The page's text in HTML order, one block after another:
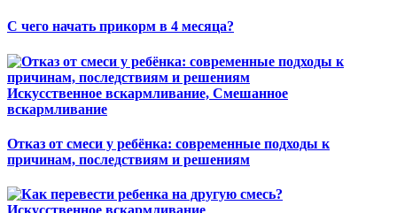
С чего начать прикорм в 4 месяца?
Искусственное вскармливание, Смешанное
вскармливание
Отказ от смеси у ребёнка: современные подходы к
причинам, последствиям и решениям
Искусственное вскармливание